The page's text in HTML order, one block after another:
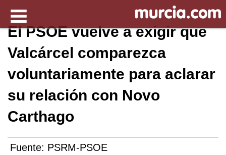
El PSOE vuelve a exigir que
Valcárcel comparezca
voluntariamente para aclarar
su relación con Novo
Carthago
Fuente: PSRM-PSOE